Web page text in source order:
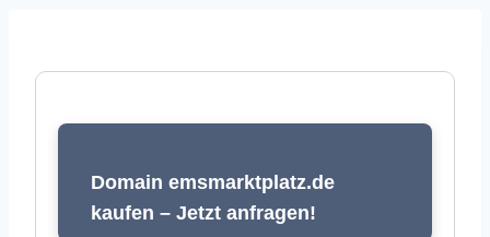
Domain emsmarktplatz.de
kaufen – Jetzt anfragen!